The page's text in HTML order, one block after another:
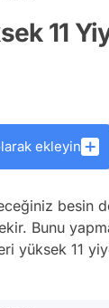
11
ekleyin
besin
Bunu
yüksek 11